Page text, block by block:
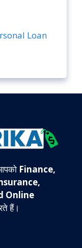
Loan
Finance,
Online
हैं।